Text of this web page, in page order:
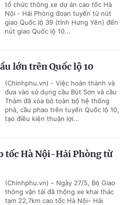
tổ chức thông xe dự án cao tốc Hà
Nội - Hải Phòng đoạn tuyến từ nút
giao Quốc lộ 39 (tỉnh Hưng Yên) đến
nút giao Quốc lộ 10...
lớn trên Quốc lộ 10
(Chinhphu.vn) - Việc hoàn thành và
đưa vào sử dụng cầu Bút Sơn và cầu
Thắm đã xóa bỏ toàn bộ hệ thống
phà, cầu phao trên tuyến Quốc lộ 10,
tạo điều kiện thuận lợi...
tốc Hà Nội-Hải Phòng từ
(Chinhphu.vn) – Ngày 27/5, Bộ Giao
thông vận tải đã thông xe khai thác
tạm 22,7km cao tốc Hà Nội– Hải